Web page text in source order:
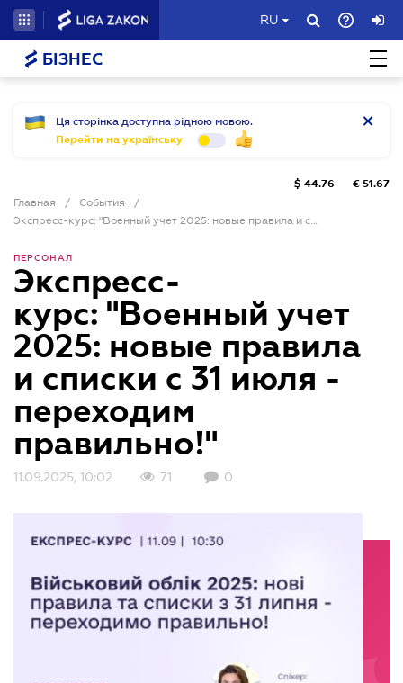
RU
БІЗНЕС
Ця сторінка доступна рідною мовою.
Перейти на українську
Главная / События
/
Экспресс-курс: "Военный учет 2025: новые правила и списки с 31 июля - переходим правильно!"
$ 44.76 € 51.67
ПЕРСОНАЛ
Экспресс-
курс: "Военный учет
2025: новые правила
и списки с 31 июля -
переходим
правильно!"
11.09.2025, 10:02 71 0